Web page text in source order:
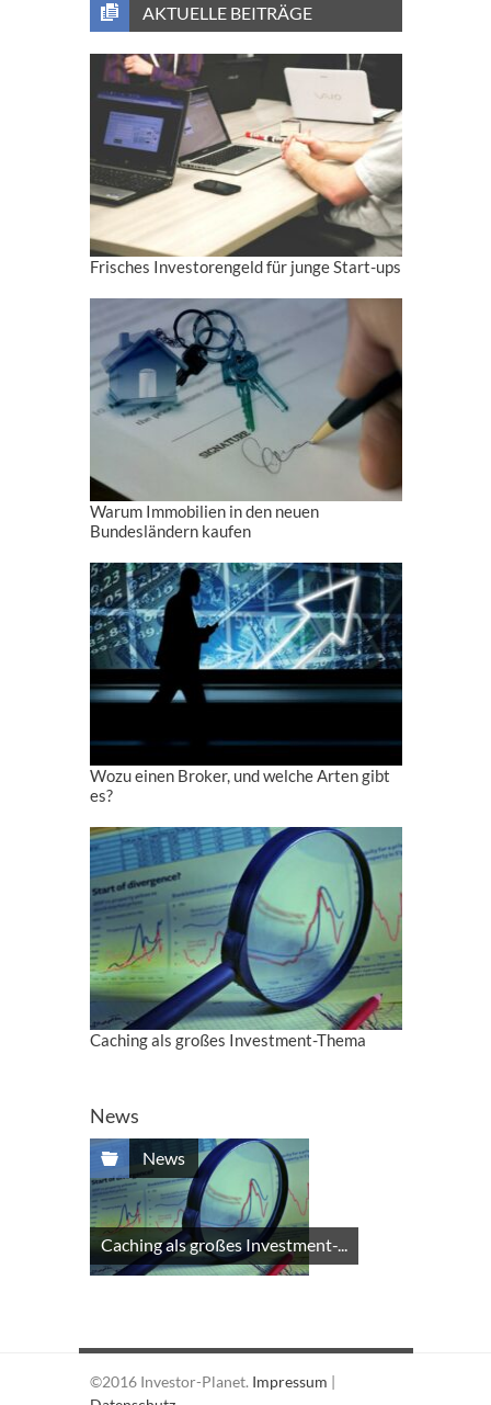
AKTUELLE BEITRÄGE
Frisches Investorengeld für junge Start-ups
Warum Immobilien in den neuen
Bundesländern kaufen
Wozu einen Broker, und welche Arten gibt
es?
Caching als großes Investment-Thema
News
News
Caching als großes Investment-...
©2016 Investor-Planet. Impressum |